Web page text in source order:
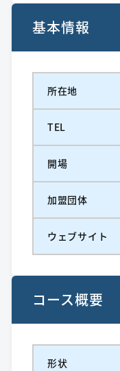
基本情報
所在地
TEL
開場
加盟団体
ウェブサイト
コース概要
形状